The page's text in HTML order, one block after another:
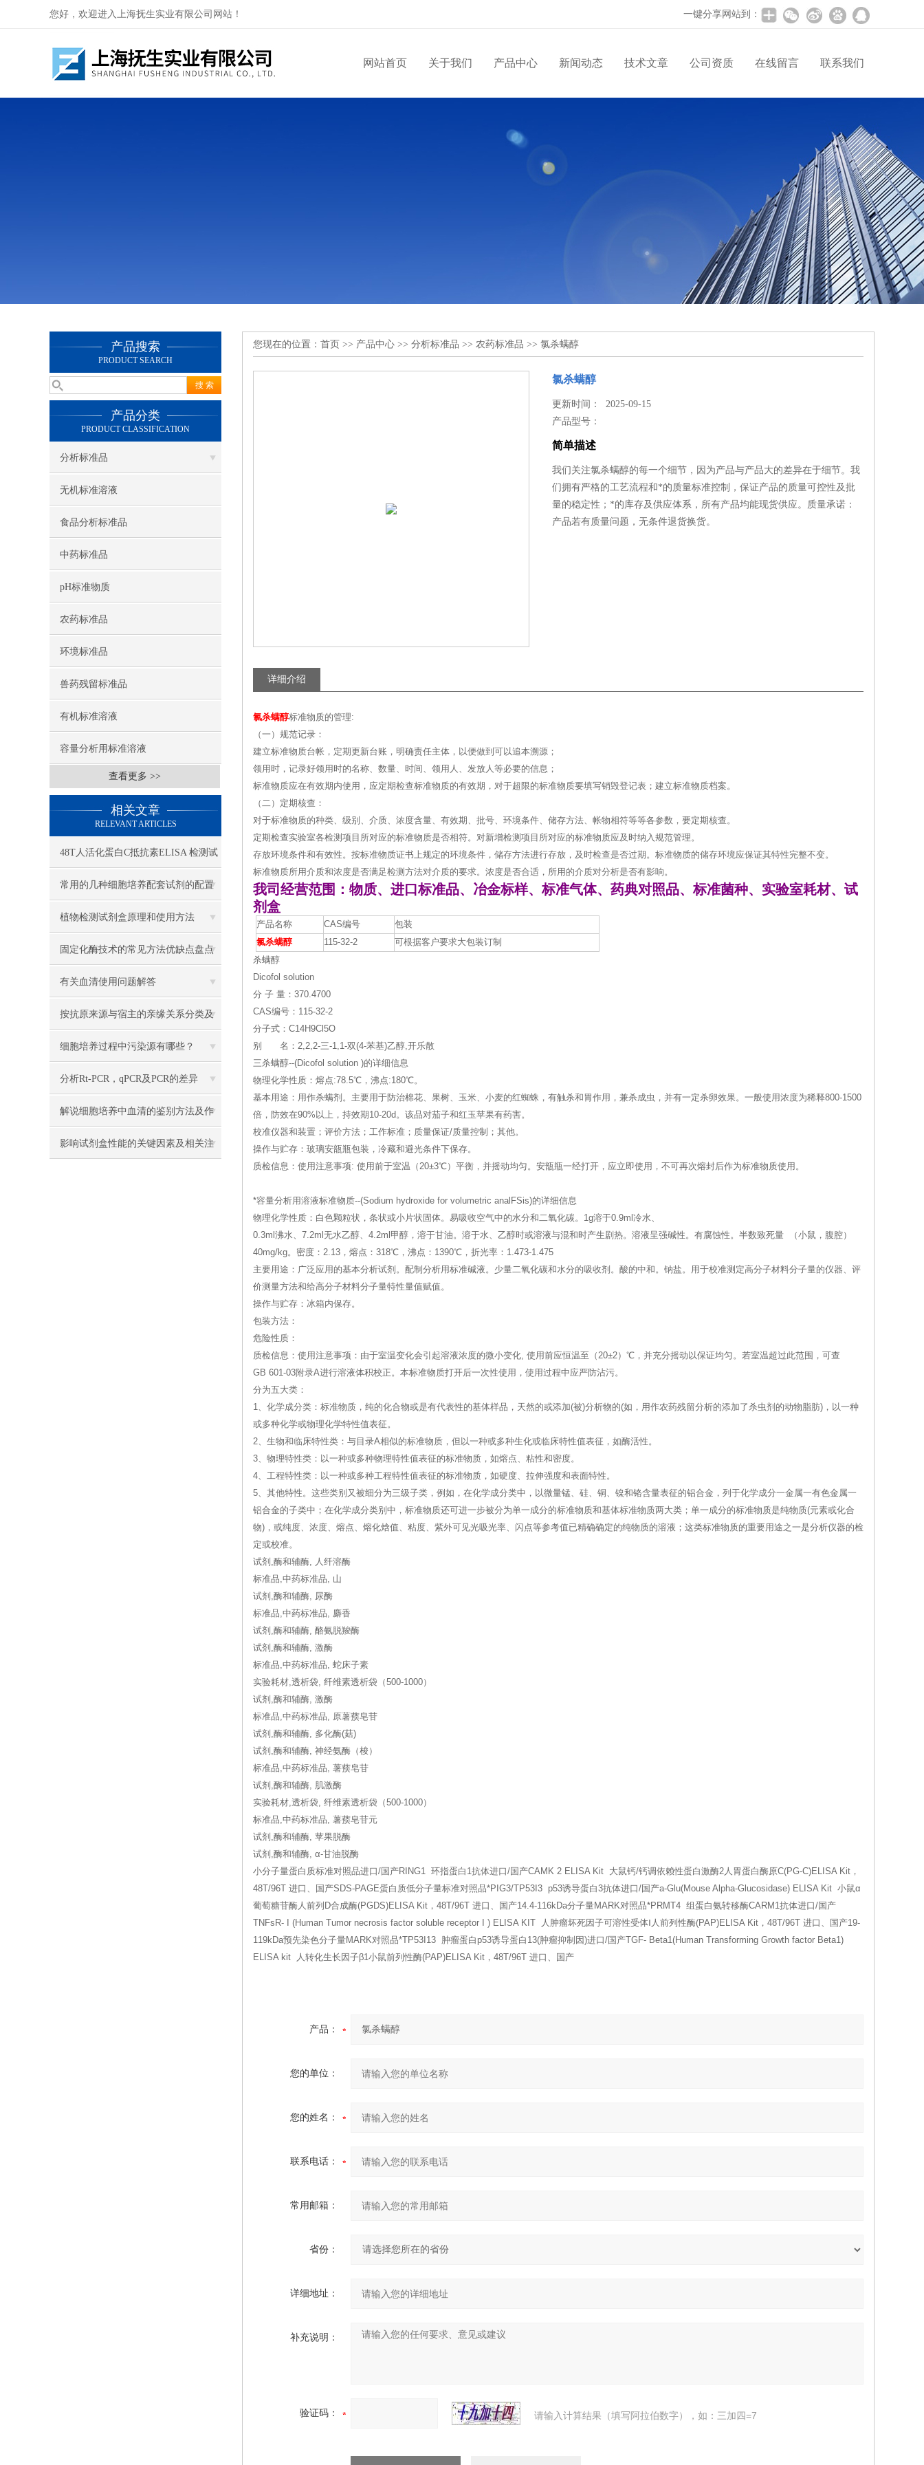
您好，欢迎进入上海抚生实业有限公司网站！ 一键分享网站到：
网站首页 关于我们 产品中心 新闻动态 技术文章 公司资质 在线留言 联系我们
产品搜索
PRODUCT SEARCH
产品分类
PRODUCT CLASSIFICATION
分析标准品
无机标准溶液
食品分析标准品
中药标准品
pH标准物质
农药标准品
环境标准品
兽药残留标准品
有机标准溶液
容量分析用标准溶液
查看更多 >>
相关文章
RELEVANT ARTICLES
48T人活化蛋白C抵抗素ELISA 检测试
剂盒
常用的几种细胞培养配套试剂的配置
植物检测试剂盒原理和使用方法
固定化酶技术的常见方法优缺点盘点
有关血清使用问题解答
按抗原来源与宿主的亲缘关系分类及
其制备的方法
细胞培养过程中污染源有哪些？
分析Rt-PCR，qPCR及PCR的差异
解说细胞培养中血清的鉴别方法及作
用
影响试剂盒性能的关键因素及相关注
您现在的位置： 首页 >> 产品中心 >> 分析标准品 >> 农药标准品 >> 氯杀螨醇
氯杀螨醇
更新时间： 2025-09-15
产品型号：
简单描述
我们关注氯杀螨醇的每一个细节，因为产品与产品大的差异在于细节。我
们拥有严格的工艺流程和*的质量标准控制，保证产品的质量可控性及批
量的稳定性；*的库存及供应体系，所有产品均能现货供应。质量承诺：
产品若有质量问题，无条件退货换货。
详细介绍
氯杀螨醇标准物质的管理:
（一）规范记录：
建立标准物质台帐，定期更新台账，明确责任主体，以便做到可以追本溯源；
领用时，记录好领用时的名称、数量、时间、领用人、发放人等必要的信息；
标准物质应在有效期内使用，应定期检查标准物质的有效期，对于超限的标准物质要填写销毁登记表；建立标准物质档案。
（二）定期核查：
对于标准物质的种类、级别、介质、浓度含量、有效期、批号、环境条件、储存方法、帐物相符等等各参数，要定期核查。
定期检查实验室各检测项目所对应的标准物质是否相符。对新增检测项目所对应的标准物质应及时纳入规范管理。
存放环境条件和有效性。按标准物质证书上规定的环境条件，储存方法进行存放，及时检查是否过期。标准物质的储存环境应保证其特性完整不变。
标准物质所用介质和浓度是否满足检测方法对介质的要求。浓度是否合适，所用的介质对分析是否有影响。
我司经营范围：物质、进口标准品、冶金标样、标准气体、药典对照品、标准菌种、实验室耗材、试
剂盒
产品名称 CAS编号
包装
氯杀螨醇
115-32-2
可根据客户要求大包装订制
杀螨醇
Dicofol solution
分 子 量：370.4700
CAS编号：115-32-2
分子式：C14H9Cl5O
别 名：2,2,2-三-1,1-双(4-苯基)乙醇,开乐散
三杀螨醇--(Dicofol solution )的详细信息
物理化学性质：熔点:78.5℃，沸点:180℃。
基本用途：用作杀螨剂。主要用于防治棉花、果树、玉米、小麦的红蜘蛛，有触杀和胃作用，兼杀成虫，并有一定杀卵效果。一般使用浓度为稀释800-1500
倍，防效在90%以上，持效期10-20d。该品对茄子和红玉苹果有药害。
校准仪器和装置；评价方法；工作标准；质量保证/质量控制；其他。
操作与贮存：玻璃安瓿瓶包装，冷藏和避光条件下保存。
质检信息：使用注意事项: 使用前于室温（20±3℃）平衡，并摇动均匀。安瓿瓶一经打开，应立即使用，不可再次熔封后作为标准物质使用。
*容量分析用溶液标准物质--(Sodium hydroxide for volumetric analFSis)的详细信息
物理化学性质：白色颗粒状，条状或小片状固体。易吸收空气中的水分和二氧化碳。1g溶于0.9ml冷水、
0.3ml沸水、7.2ml无水乙醇、4.2ml甲醇，溶于甘油。溶于水、乙醇时或溶液与混和时产生剧热。溶液呈强碱性。有腐蚀性。半数致死量 （小鼠，腹腔）
40mg/kg。密度：2.13，熔点：318℃，沸点：1390℃，折光率：1.473-1.475
主要用途：广泛应用的基本分析试剂。配制分析用标准碱液。少量二氧化碳和水分的吸收剂。酸的中和。钠盐。用于校准测定高分子材料分子量的仪器、评
价测量方法和给高分子材料分子量特性量值赋值。
操作与贮存：冰箱内保存。
包装方法：
危险性质：
质检信息：使用注意事项：由于室温变化会引起溶液浓度的微小变化, 使用前应恒温至（20±2）℃，并充分摇动以保证均匀。若室温超过此范围，可查
GB 601-03附录A进行溶液体积校正。本标准物质打开后一次性使用，使用过程中应严防沾污。
分为五大类：
1、化学成分类：标准物质，纯的化合物或是有代表性的基体样品，天然的或添加(被)分析物的(如，用作农药残留分析的添加了杀虫剂的动物脂肪)，以一种
或多种化学或物理化学特性值表征。
2、生物和临床特性类：与目录A相似的标准物质，但以一种或多种生化或临床特性值表征，如酶活性。
3、物理特性类：以一种或多种物理特性值表征的标准物质，如熔点、粘性和密度。
4、工程特性类：以一种或多种工程特性值表征的标准物质，如硬度、拉伸强度和表面特性。
5、其他特性。这些类别又被细分为三级子类，例如，在化学成分类中，以微量锰、硅、铜、镍和铬含量表征的铝合金，列于化学成分一金属一有色金属一
铝合金的子类中；在化学成分类别中，标准物质还可进一步被分为单一成分的标准物质和基体标准物质两大类；单一成分的标准物质是纯物质(元素或化合
物)，或纯度、浓度、熔点、熔化焓值、粘度、紫外可见光吸光率、闪点等参考值已精确确定的纯物质的溶液；这类标准物质的重要用途之一是分析仪器的检
定或校准。
试剂,酶和辅酶, 人纤溶酶
标准品,中药标准品, 山
试剂,酶和辅酶, 尿酶
标准品,中药标准品, 麝香
试剂,酶和辅酶, 酪氨脱羧酶
试剂,酶和辅酶, 激酶
标准品,中药标准品, 蛇床子素
实验耗材,透析袋, 纤维素透析袋（500-1000）
试剂,酶和辅酶, 激酶
标准品,中药标准品, 原薯蓣皂苷
试剂,酶和辅酶, 多化酶(菇)
试剂,酶和辅酶, 神经氨酶（梭）
标准品,中药标准品, 薯蓣皂苷
试剂,酶和辅酶, 肌激酶
实验耗材,透析袋, 纤维素透析袋（500-1000）
标准品,中药标准品, 薯蓣皂苷元
试剂,酶和辅酶, 苹果脱酶
试剂,酶和辅酶, α-甘油脱酶
小分子量蛋白质标准对照品进口/国产RING1 环指蛋白1抗体进口/国产CAMK 2 ELISA Kit 大鼠钙/钙调依赖性蛋白激酶2人胃蛋白酶原C(PG-C)ELISA Kit，
48T/96T 进口、国产SDS-PAGE蛋白质低分子量标准对照品*PIG3/TP53I3 p53诱导蛋白3抗体进口/国产a-Glu(Mouse Alpha-Glucosidase) ELISA Kit 小鼠α
葡萄糖苷酶人前列D合成酶(PGDS)ELISA Kit，48T/96T 进口、国产14.4-116kDa分子量MARK对照品*PRMT4 组蛋白氨转移酶CARM1抗体进口/国产
TNFsR- I (Human Tumor necrosis factor soluble receptor I ) ELISA KIT 人肿瘤坏死因子可溶性受体Ⅰ人前列性酶(PAP)ELISA Kit，48T/96T 进口、国产19-
119kDa预先染色分子量MARK对照品*TP53I13 肿瘤蛋白p53诱导蛋白13(肿瘤抑制因)进口/国产TGF- Beta1(Human Transforming Growth factor Beta1)
ELISA kit 人转化生长因子β1小鼠前列性酶(PAP)ELISA Kit，48T/96T 进口、国产
产品：
您的单位：
您的姓名：
联系电话：
常用邮箱：
省份：
详细地址：
补充说明：
验证码： 请输入计算结果（填写阿拉伯数字），如：三加四=7